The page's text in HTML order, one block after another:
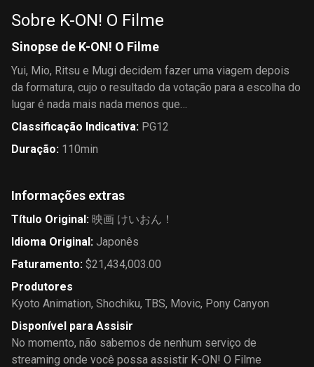
Sobre K-ON! O Filme
Sinopse de K-ON! O Filme
Yui, Mio, Ritsu e Mugi decidem fazer uma viagem depois
da formatura, cujo o resultado da votação para a escolha do
lugar é nada mais nada menos que…
Classificação Indicativa: PG12
Duração: 110min
Informações extras
Título Original: 映画 けいおん！
Idioma Original: Japonês
Faturamento: $21,434,003.00
Produtores
Kyoto Animation, Shochiku, TBS, Movic, Pony Canyon
Disponível para Assisir
No momento, não sabemos de nenhum serviço de
streaming onde você possa assistir K-ON! O Filme